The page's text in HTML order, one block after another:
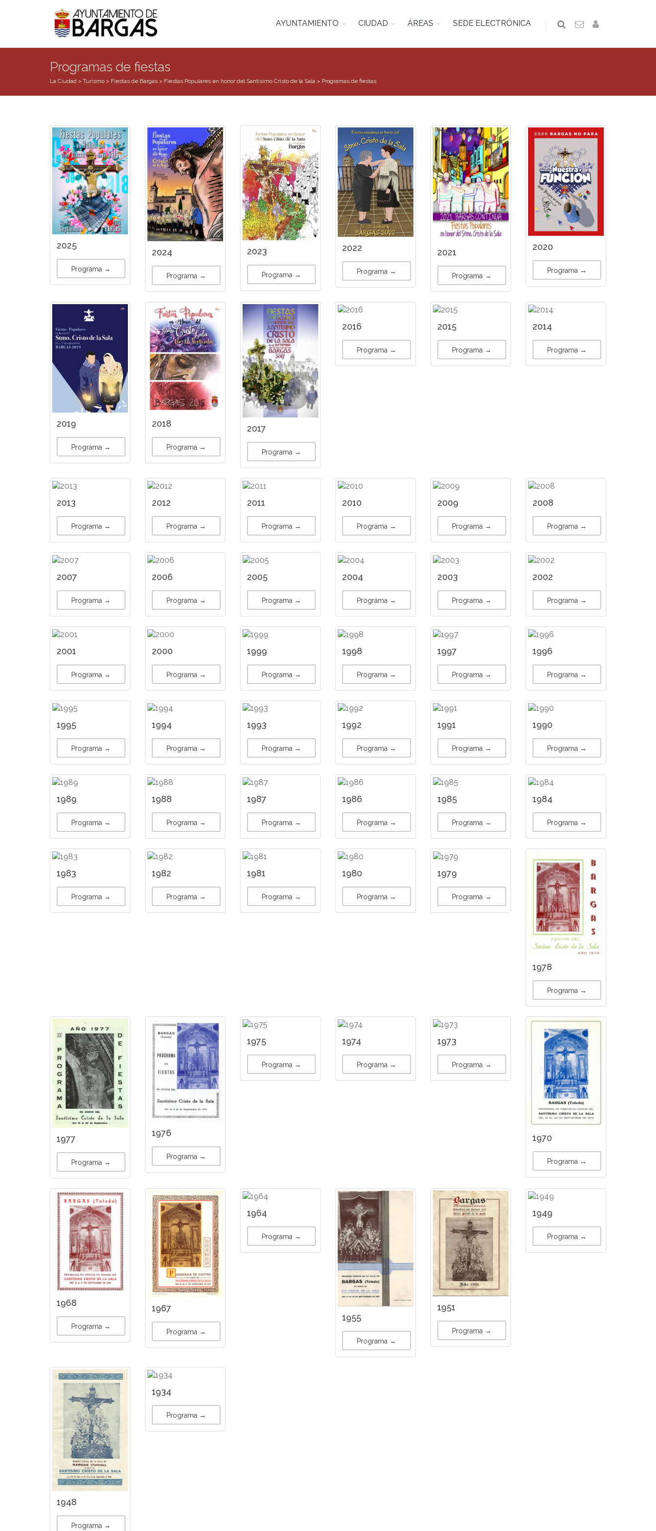
AYUNTAMIENTO CIUDAD ÁREAS SEDE ELECTRÓNICA
Programas de fiestas
La Ciudad > Turismo > Fiestas de Bargas > Fiestas Populares en honor del Santísimo Cristo de la Sala > Programas de fiestas
2025
Programa →
2024
Programa →
2023
Programa →
2022
Programa →
2021
Programa →
2020
Programa →
2019
Programa →
2018
Programa →
2017
Programa →
2016
Programa →
2015
Programa →
2014
Programa →
2013
Programa →
2012
Programa →
2011
Programa →
2010
Programa →
2009
Programa →
2008
Programa →
2007
Programa →
2006
Programa →
2005
Programa →
2004
Programa →
2003
Programa →
2002
Programa →
2001
Programa →
2000
Programa →
1999
Programa →
1998
Programa →
1997
Programa →
1996
Programa →
1995
Programa →
1994
Programa →
1993
Programa →
1992
Programa →
1991
Programa →
1990
Programa →
1989
Programa →
1988
Programa →
1987
Programa →
1986
Programa →
1985
Programa →
1984
Programa →
1983
Programa →
1982
Programa →
1981
Programa →
1980
Programa →
1979
Programa →
1978
Programa →
1977
Programa →
1976
Programa →
1975
Programa →
1974
Programa →
1973
Programa →
1970
Programa →
1968
Programa →
1967
Programa →
1964
Programa →
1955
Programa →
1951
Programa →
1949
Programa →
1948
Programa →
1934
Programa →